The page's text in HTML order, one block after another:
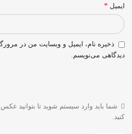
ایمیل *
ذخیره نام، ایمیل و وبسایت من در
دیدگاهی می‌نویسم.
شما باید وارد سیستم شوید تا بتوانید
کنید.